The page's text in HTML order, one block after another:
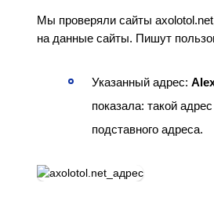
Мы проверяли сайты
на данные сайты. Пишут
Указанный адрес:
показала: такой
подставного адреса.